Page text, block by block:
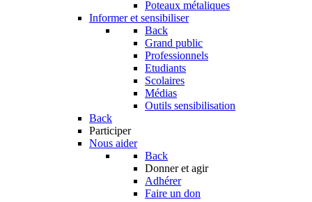
Poteaux métaliques
Informer et sensibiliser
Back
Grand public
Professionnels
Etudiants
Scolaires
Médias
Outils sensibilisation
Back
Participer
Nous aider
Back
Donner et agir
Adhérer
Faire un don